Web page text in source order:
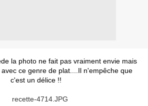
la photo ne fait pas vraiment envie mais
ce genre de plat....Il n'empêche que
c'est un délice !!